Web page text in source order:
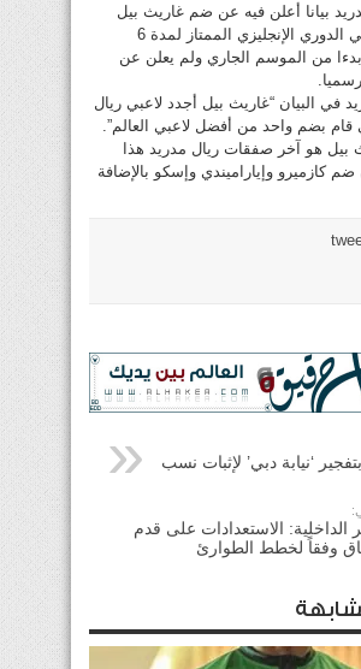
بيانا أعلن فيه عن ضم غاريث بيل
أفضل لاعب في الدوري الإنجليزي الممتاز لمدة 6
من الموسم الجاري ولم يعلن عن
في البيان “غاريث بيل أجدد لاعبي ريال
قام بضم واحد من أفضل لاعبي العالم”.
بيل هو آخر صفقات ريال مدريد هذا
كازميرو وإياراميندي وإسكو بالإضافة
‘نيابة دبي’ لإثبات نسب
الداخلية: الاستعدادات على قدم
وفقاً لخطط الطوارئ